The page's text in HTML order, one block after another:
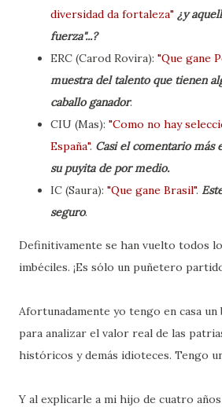
diversidad da fortaleza" ¿y
fuerza"...?
ERC (Carod Rovira): "Que gane
muestra del talento que tienen
caballo ganador.
CIU (Mas): "Como no hay
España". Casi el comentario más
su puyita de por medio.
IC (Saura): "Que gane Brasil".
seguro.
Definitivamente se han vuelto todos
imbéciles. ¡Es sólo un puñetero
Afortunadamente yo tengo en casa
para analizar el valor real de las
históricos y demás idioteces. Tengo
Y al explicarle a mi hijo de cuatro